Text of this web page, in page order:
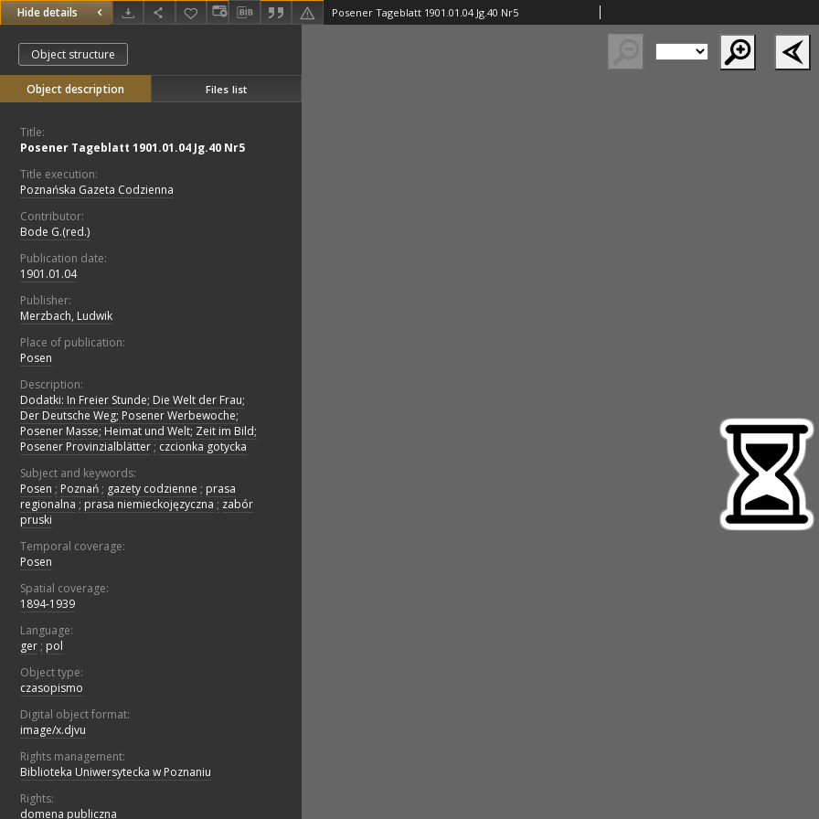
Hide details Posener Tageblatt 1901.01.04 Jg.40 Nr5
Object structure
Object description Files list
Title:
Posener Tageblatt 1901.01.04 Jg.40 Nr5
Title execution:
Poznańska Gazeta Codzienna
Contributor:
Bode G.(red.)
Publication date:
1901.01.04
Publisher:
Merzbach, Ludwik
Place of publication:
Posen
Description:
Dodatki: In Freier Stunde; Die Welt der Frau;
Der Deutsche Weg; Posener Werbewoche;
Posener Masse; Heimat und Welt; Zeit im Bild;
Posener Provinzialblätter ; czcionka gotycka
Subject and keywords:
Posen ; Poznań ; gazety codzienne ; prasa
regionalna ; prasa niemieckojęzyczna ; zabór
pruski
Temporal coverage:
Posen
Spatial coverage:
1894-1939
Language:
ger ; pol
Object type:
czasopismo
Digital object format:
image/x.djvu
Rights management:
Biblioteka Uniwersytecka w Poznaniu
Rights:
domena publiczna